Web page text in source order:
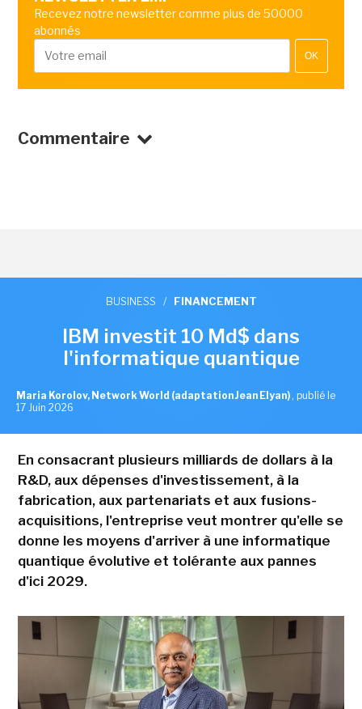
Recevez notre newsletter comme plus de 50000
abonnés
OK
Commentaire
BUSINESS / FINANCEMENT
IBM investit 10 Md$ dans
l'informatique quantique
Maria Korolov, Network World (adaptation Jean Elyan) , publié le
17 Juin 2026
En consacrant plusieurs milliards de dollars à la
R&D, aux dépenses d'investissement, à la
fabrication, aux partenariats et aux fusions-
acquisitions, l'entreprise veut montrer qu'elle se
donne les moyens d'arriver à une informatique
quantique évolutive et tolérante aux pannes
d'ici 2029.